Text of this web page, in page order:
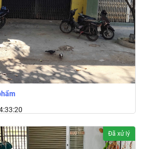
Đôn Phường Tuy Hòa,Tỉnh Đắk Lắk
Đã xử lý